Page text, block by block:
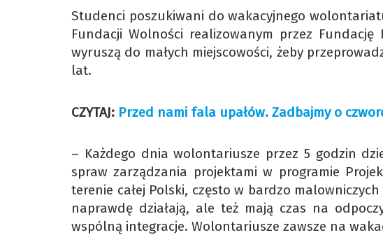
Studenci poszukiwani do wakacyjnego
Fundacji Wolności realizowanym przez Fundację
wyruszą do małych miejscowości, żeby
lat.
CZYTAJ: Przed nami fala upałów. Zadbajmy o
– Każdego dnia wolontariusze przez 5 godzin
spraw zarządzania projektami w programie
terenie całej Polski, często w bardzo
naprawdę działają, ale też mają czas na
wspólną integracje. Wolontariusze zawsze na